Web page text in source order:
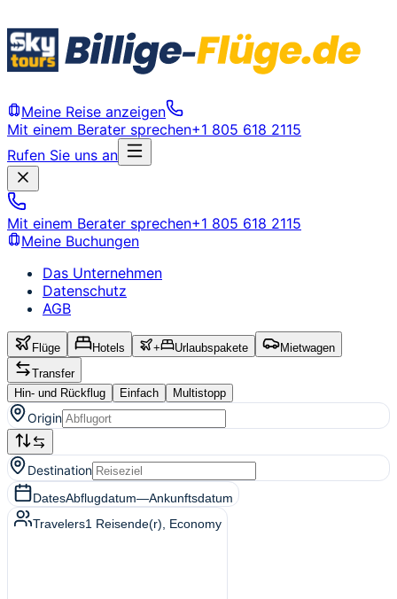
Meine Reise anzeigen
Mit einem Berater sprechen+1 805 618 2115
Rufen Sie uns an
Mit einem Berater sprechen+1 805 618 2115
Meine Buchungen
Das Unternehmen
Datenschutz
AGB
Flüge Hotels + Urlaubspakete
Mietwagen
Transfer
Hin- und Rückflug
Einfach Multistopp
Origin
Destination
DatesAbflugdatum—Ankunftsdatum
Travelers1 Reisende(r) , Economy